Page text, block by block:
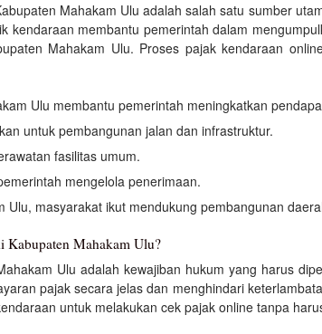
Mahakam Ulu adalah salah satu sumber
kendaraan membantu pemerintah dalam
Mahakam Ulu. Proses pajak kendaraan
Ulu membantu pemerintah meningkatkan
untuk pembangunan jalan dan infrastruktur.
fasilitas umum.
mengelola penerimaan.
Ulu, masyarakat ikut mendukung pembangunan
Kabupaten Mahakam Ulu?
Ulu adalah kewajiban hukum yang harus
pajak secara jelas dan menghindari
untuk melakukan cek pajak online tanpa